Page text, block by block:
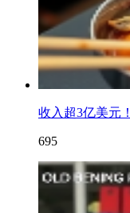
收入超3亿美元
695